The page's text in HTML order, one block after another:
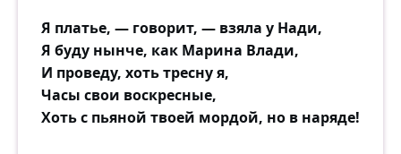
Я платье, — говорит, — взяла у Нади,
Я буду нынче, как Марина Влади,
И проведу, хоть тресну я,
Часы свои воскресные,
Хоть с пьяной твоей мордой, но в наряде!